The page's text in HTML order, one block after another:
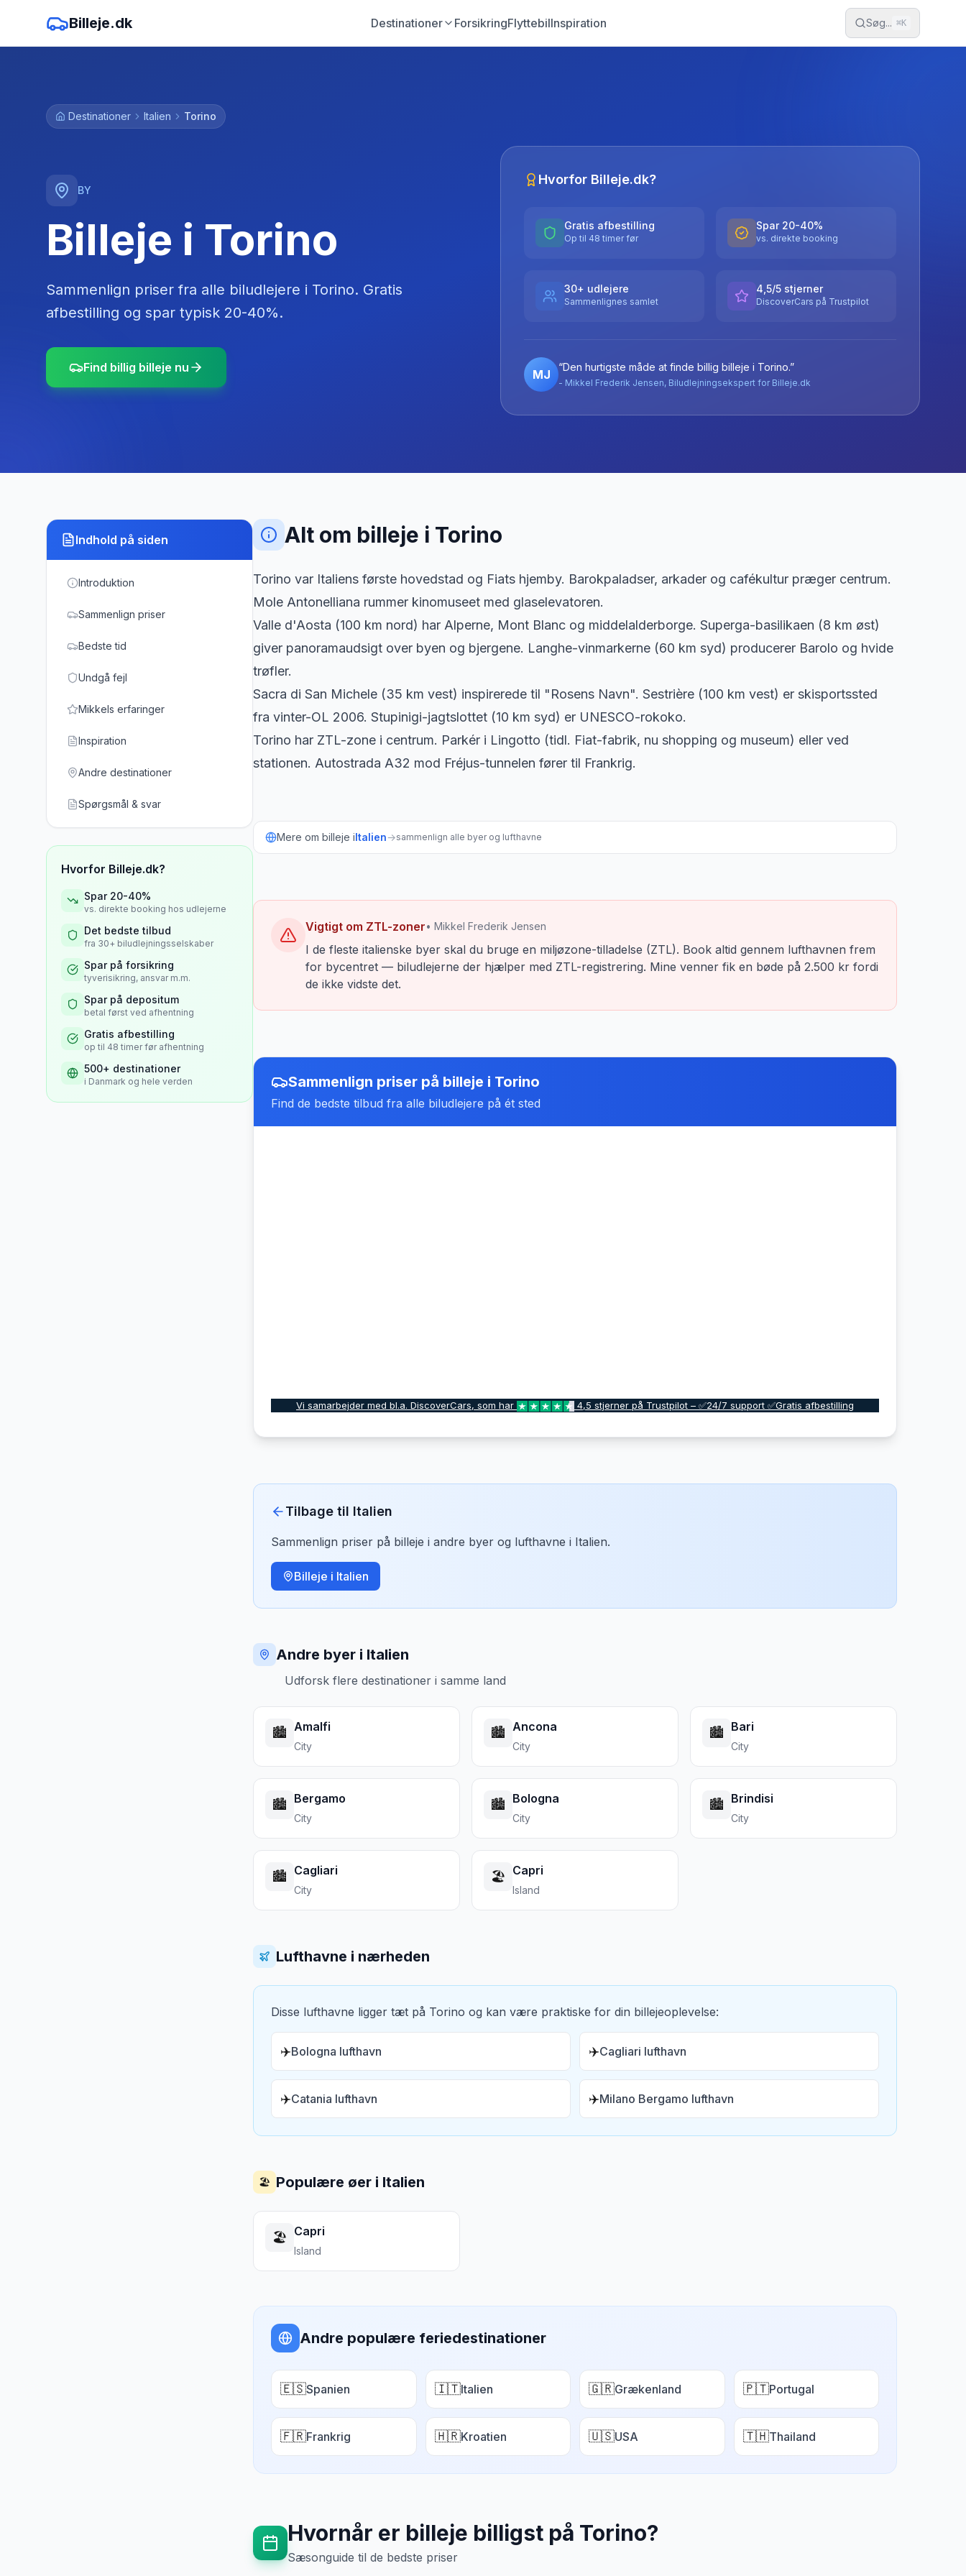
Billeje.dk Destinationer ForsikringFlyttebilInspiration Søg... ⌘K
Destinationer Italien Torino
BY
Billeje i Torino
Sammenlign priser fra alle biludlejere i Torino. Gratis
afbestilling og spar typisk 20-40%.
Find billig billeje nu
Hvorfor Billeje.dk?
Gratis afbestilling
Op til 48 timer før
Spar 20-40%
vs. direkte booking
30+ udlejere
Sammenlignes samlet
4,5/5 stjerner
DiscoverCars på Trustpilot
MJ
“Den hurtigste måde at finde billig billeje i Torino.”
- Mikkel Frederik Jensen, Biludlejningsekspert for Billeje.dk
Indhold på siden
Introduktion
Sammenlign priser
Bedste tid
Undgå fejl
Mikkels erfaringer
Inspiration
Andre destinationer
Spørgsmål & svar
Hvorfor Billeje.dk?
Spar 20-40%
vs. direkte booking hos udlejerne
Det bedste tilbud
fra 30+ biludlejningsselskaber
Spar på forsikring
tyverisikring, ansvar m.m.
Spar på depositum
betal først ved afhentning
Gratis afbestilling
op til 48 timer før afhentning
500+ destinationer
i Danmark og hele verden
Alt om billeje i Torino
Torino var Italiens første hovedstad og Fiats hjemby. Barokpaladser, arkader og cafékultur præger centrum.
Mole Antonelliana rummer kinomuseet med glaselevatoren.
Valle d'Aosta (100 km nord) har Alperne, Mont Blanc og middelalderborge. Superga-basilikaen (8 km øst)
giver panoramaudsigt over byen og bjergene. Langhe-vinmarkerne (60 km syd) producerer Barolo og hvide
trøfler.
Sacra di San Michele (35 km vest) inspirerede til "Rosens Navn". Sestrière (100 km vest) er skisportssted
fra vinter-OL 2006. Stupinigi-jagtslottet (10 km syd) er UNESCO-rokoko.
Torino har ZTL-zone i centrum. Parkér i Lingotto (tidl. Fiat-fabrik, nu shopping og museum) eller ved
stationen. Autostrada A32 mod Fréjus-tunnelen fører til Frankrig.
Mere om billeje iItalien→sammenlign alle byer og lufthavne
Vigtigt om ZTL-zoner• Mikkel Frederik Jensen
I de fleste italienske byer skal du bruge en miljøzone-tilladelse (ZTL). Book altid gennem lufthavnen frem
for bycentret — biludlejerne der hjælper med ZTL-registrering. Mine venner fik en bøde på 2.500 kr fordi
de ikke vidste det.
Sammenlign priser på billeje i Torino
Find de bedste tilbud fra alle biludlejere på ét sted
Vi samarbejder med bl.a. DiscoverCars, som har 4,5 stjerner på Trustpilot – ✅24/7 support ✅Gratis afbestilling
Tilbage til Italien
Sammenlign priser på billeje i andre byer og lufthavne i Italien.
Billeje i Italien
Andre byer i Italien
Udforsk flere destinationer i samme land
🏙️ Amalfi
City
🏙️ Ancona
City
🏙️ Bari
City
🏙️ Bergamo
City
🏙️ Bologna
City
🏙️ Brindisi
City
🏙️ Cagliari
City
🏖️ Capri
Island
Lufthavne i nærheden
Disse lufthavne ligger tæt på Torino og kan være praktiske for din billejeoplevelse:
✈️Bologna lufthavn ✈️Cagliari lufthavn
✈️Catania lufthavn ✈️Milano Bergamo lufthavn
🏖️ Populære øer i Italien
🏖️ Capri
Island
Andre populære feriedestinationer
🇪🇸Spanien 🇮🇹Italien 🇬🇷Grækenland 🇵🇹Portugal
🇫🇷Frankrig 🇭🇷Kroatien 🇺🇸USA 🇹🇭Thailand
Hvornår er billeje billigst på Torino?
Sæsonguide til de bedste priser